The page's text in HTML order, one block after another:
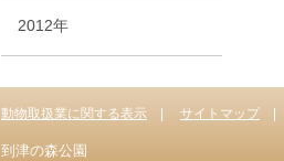
2012年
動物取扱業に関する表示 サイトマップ
到津の森公園